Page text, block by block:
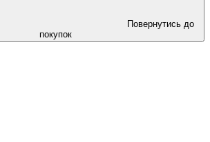
Повернутись до
покупок